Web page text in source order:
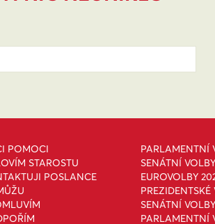
POMOCI
STAROSTU
POSLANCE
PARLAMENTNÍ
SENÁTNÍ
EUROVOLBY
SENÁTNÍ
PARLAMENTNÍ